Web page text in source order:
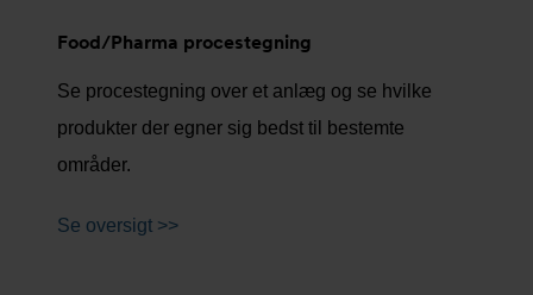
Food/Pharma procestegning
Se procestegning over et anlæg og se hvilke
produkter der egner sig bedst til bestemte
områder.
Se oversigt >>